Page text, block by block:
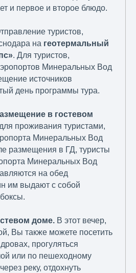
и первое и второе блюдо.
туристов,
на геотермальный
. Для туристов,
Минеральных Вод
источников
день программы тура.
в гостевом
проживания туристами,
Минеральных Вод
размещения в ГД, туристы
Минеральных Вод
на обед
им выдают с собой
доме. В этот вечер,
Вы также можете посетить
прогуляться
или по пешеходному
реку, отдохнуть